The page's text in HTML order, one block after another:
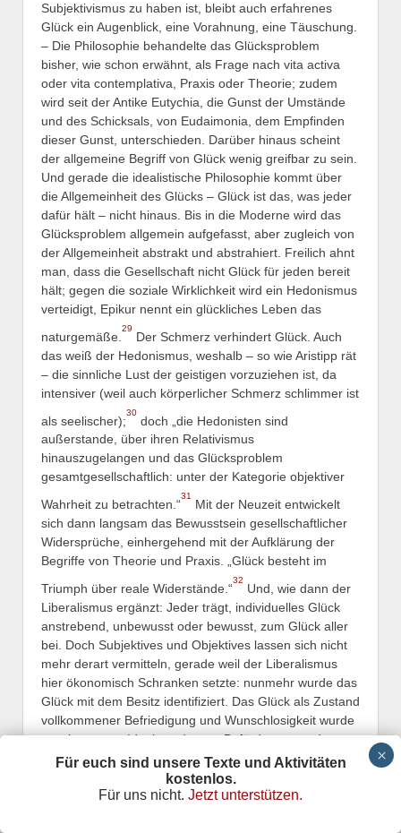
Subjektivismus zu haben ist, bleibt auch erfahrenes
Glück ein Augenblick, eine Vorahnung, eine Täuschung.
– Die Philosophie behandelte das Glücksproblem
bisher, wie schon erwähnt, als Frage nach vita activa
oder vita contemplativa, Praxis oder Theorie; zudem
wird seit der Antike Eutychia, die Gunst der Umstände
und des Schicksals, von Eudaimonia, dem Empfinden
dieser Gunst, unterschieden. Darüber hinaus scheint
der allgemeine Begriff von Glück wenig greifbar zu sein.
Und gerade die idealistische Philosophie kommt über
die Allgemeinheit des Glücks – Glück ist das, was jeder
dafür hält – nicht hinaus. Bis in die Moderne wird das
Glücksproblem allgemein aufgefasst, aber zugleich von
der Allgemeinheit abstrakt und abstrahiert. Freilich ahnt
man, dass die Gesellschaft nicht Glück für jeden bereit
hält; gegen die soziale Wirklichkeit wird ein Hedonismus
verteidigt, Epikur nennt ein glückliches Leben das
naturgemäße.
29
Der Schmerz verhindert Glück. Auch
das weiß der Hedonismus, weshalb – so wie Aristipp rät
– die sinnliche Lust der geistigen vorzuziehen ist, da
intensiver (weil auch körperlicher Schmerz schlimmer ist
als seelischer);
30
doch „die Hedonisten sind
außerstande, über ihren Relativismus
hinauszugelangen und das Glücksproblem
gesamtgesellschaftlich: unter der Kategorie objektiver
Wahrheit zu betrachten.“
31
Mit der Neuzeit entwickelt
sich dann langsam das Bewusstsein gesellschaftlicher
Widersprüche, einhergehend mit der Aufklärung der
Begriffe von Theorie und Praxis. „Glück besteht im
Triumph über reale Widerstände.“
32
Und, wie dann der
Liberalismus ergänzt: Jeder trägt, individuelles Glück
anstrebend, unbewusst oder bewusst, zum Glück aller
bei. Doch Subjektives und Objektives lassen sich nicht
mehr derart vermitteln, gerade weil der Liberalismus
hier ökonomisch Schranken setzte: nunmehr wurde das
Glück mit dem Besitz identifiziert. Das Glück als Zustand
vollkommener Befriedigung und Wunschlosigkeit wurde
zusehens zum Ideal, zu dessen Beförderung weder
Theorie und Praxis etwas beitragen könne, sondern
wofür allein Zufall und Schicksal verantwortlich sind. Die
Figuren solcher ideologisch zugebogenen
Für euch sind unsere Texte und Aktivitäten
kostenlos.
Für uns nicht. Jetzt unterstützen.